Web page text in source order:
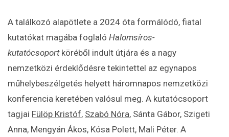
A találkozó alapötlete a 2024 óta formálódó, fiatal
kutatókat magába foglaló Halomsíros-
kutatócsoport köréből indult útjára és a nagy
nemzetközi érdeklődésre tekintettel az egynapos
műhelybeszélgetés helyett háromnapos nemzetközi
konferencia keretében valósul meg. A kutatócsoport
tagjai Fülöp Kristóf, Szabó Nóra, Sánta Gábor, Szigeti
Anna, Mengyán Ákos, Kósa Polett, Mali Péter. A